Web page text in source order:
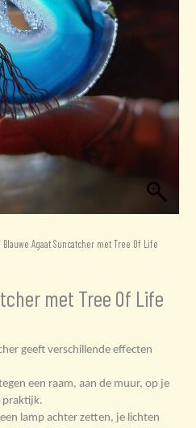
Blauwe Agaat Suncatcher met Tree Of Life
met Tree Of Life
geeft verschillende effecten
een raam, aan de muur, op je
praktijk.
lamp achter zetten, je lichten